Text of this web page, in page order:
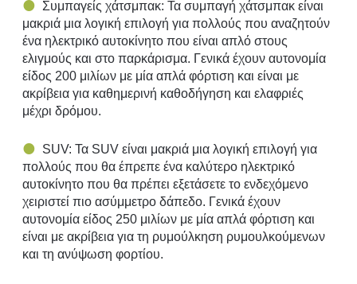
Συμπαγείς χάτσμπακ: Τα συμπαγή χάτσμπακ είναι
μακριά μια λογική επιλογή για πολλούς που αναζητούν
ένα ηλεκτρικό αυτοκίνητο που είναι απλό στους
ελιγμούς και στο παρκάρισμα. Γενικά έχουν αυτονομία
είδος 200 μιλίων με μία απλά φόρτιση και είναι με
ακρίβεια για καθημερινή καθοδήγηση και ελαφριές
μέχρι δρόμου.
SUV: Τα SUV είναι μακριά μια λογική επιλογή για
πολλούς που θα έπρεπε ένα καλύτερο ηλεκτρικό
αυτοκίνητο που θα πρέπει εξετάσετε το ενδεχόμενο
χειριστεί πιο ασύμμετρο δάπεδο. Γενικά έχουν
αυτονομία είδος 250 μιλίων με μία απλά φόρτιση και
είναι με ακρίβεια για τη ρυμούλκηση ρυμουλκούμενων
και τη ανύψωση φορτίου.